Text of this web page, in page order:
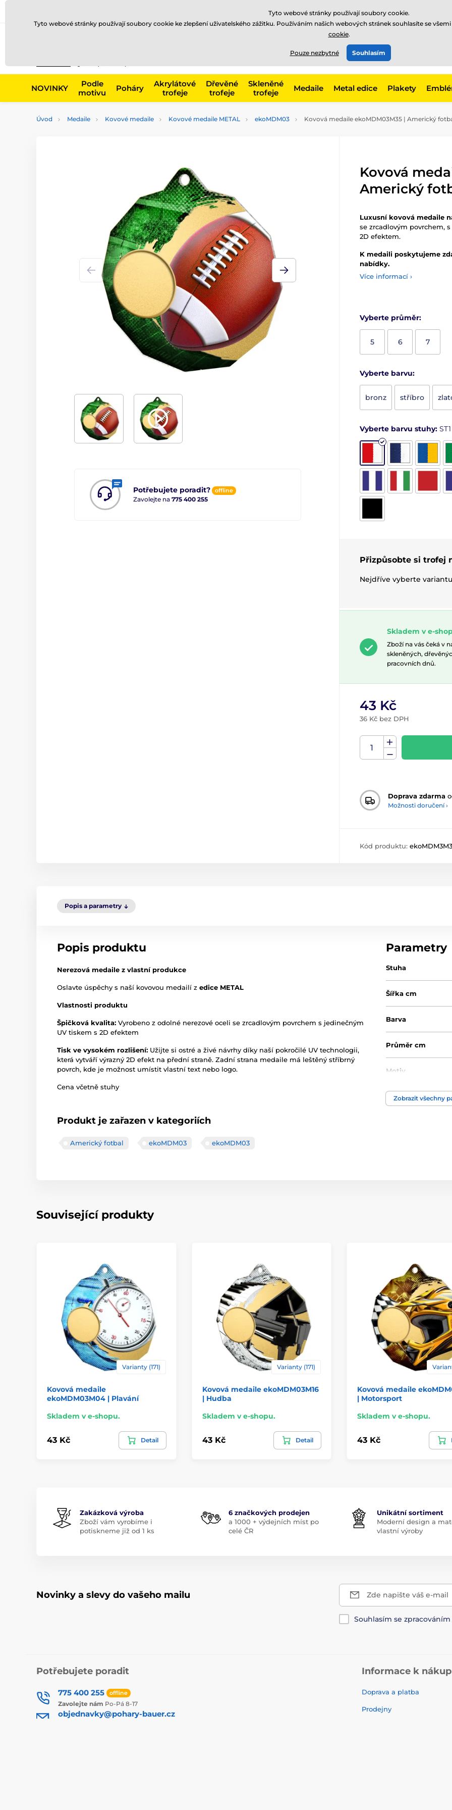
775 400 255
Zavolejte nám
NOVINKY
Podle
motivu
Poháry
Akrylátové
trofeje
Dřevěné
trofeje
Skleněné
trofeje
Medaile Metal edice Plakety
Úvod Medaile Kovové medaile Kovové medaile METAL ekoMDM03 Kovová medaile ekoMDM03M35 | Americký
Potřebujete poradit? offline
Zavolejte na 775 400 255
Kovová
Americký
Luxusní kovová medaile
se zrcadlovým povrchem,
2D efektem.
K medaili poskytujeme
nabídky.
Více informací ›
Vyberte průměr:
5 6 7
Vyberte barvu:
bronz stříbro
Vyberte barvu stuhy: ST1
Přizpůsobte si trofej
Nejdříve vyberte variantu
Skladem v e-
Zboží na vás čeká v
skleněných,
pracovních dnů.
43 Kč
36 Kč bez DPH
Doprava zdarma
Možnosti doručení ›
Kód produktu:
Popis a parametry
Popis produktu
Nerezová medaile z vlastní produkce
Oslavte úspěchy s naší kovovou medailí z edice METAL
Vlastnosti produktu
Špičková kvalita: Vyrobeno z odolné nerezové oceli se zrcadlovým povrchem s jedinečným
UV tiskem s 2D efektem
Tisk ve vysokém rozlišení: Užijte si ostré a živé návrhy díky naší pokročilé UV technologii,
která vytváří výrazný 2D efekt na přední straně. Zadní strana medaile má leštěný stříbrný
povrch, kde je možnost umístit vlastní text nebo logo.
Cena včetně stuhy
Produkt je zařazen v kategoriích
Americký fotbal ekoMDM03 ekoMDM03
Parametry
Stuha
Šířka cm
Barva
Průměr cm
Motiv
Produktová řada
Zobrazit všechny
Související produkty
Varianty (171)
Kovová medaile
ekoMDM03M04 | Plavání
Skladem v e-shopu.
43 Kč Detail
Varianty (171)
Kovová medaile ekoMDM03M16
| Hudba
Skladem v e-shopu.
43 Kč Detail
Kovová medaile
| Motorsport
Skladem v e-shopu.
43 Kč
Zakázková výroba
Zboží vám vyrobíme i
potiskneme již od 1 ks
6 značkových prodejen
a 1000 + výdejních míst po
celé ČR
Unikátní sortiment
Moderní design a
vlastní výroby
Novinky a slevy do vašeho mailu Zde napište váš e-mail
Souhlasím se zpracováním
Potřebujete poradit
775 400 255 offline
Zavolejte nám Po-Pá 8-17
objednavky@pohary-bauer.cz
Informace k
Doprava a platba
Prodejny
Tyto webové stránky používají soubory cookie.
Tyto webové stránky používají soubory cookie ke zlepšení uživatelského zážitku. Používáním našich webových stránek souhlasíte se
cookie.
Pouze nezbytné Souhlasím